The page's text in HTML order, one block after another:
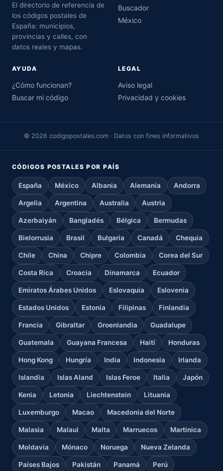
El directorio de referencia de
los códigos postales de
España: municipios,
provincias y calles, con
datos reales y mapas.
Buscador
México
AYUDA
¿Cómo funcionan?
Buscar mi código
LEGAL
Aviso legal
Privacidad y cookies
© 2026 codigopostales.com · Datos con fines informativos
CÓDIGOS POSTALES POR PAÍS
España México Albania Alemania Andorra
Argelia Argentina Australia Austria
Azerbaiyán Bangladés Bélgica Bermudas
Bielorrusia Brasil Bulgaria Canadá Chequia
Chile China Chipre Colombia Corea del Sur
Costa Rica Croacia Dinamarca Ecuador
Emiratos Árabes Unidos Eslovaquia Eslovenia
Estados Unidos Estonia Filipinas Finlandia
Francia Gibraltar Groenlandia Guadalupe
Guatemala Guayana Francesa Haití Honduras
Hong Kong Hungría India Indonesia Irlanda
Islandia Islas Aland Islas Feroe Italia Japón
Kenia Letonia Liechtenstein Lituania
Luxemburgo Macao Macedonia del Norte
Malasia Malaui Malta Marruecos Martinica
Moldavia Mónaco Noruega Nueva Zelanda
Países Bajos Pakistán Panamá Perú